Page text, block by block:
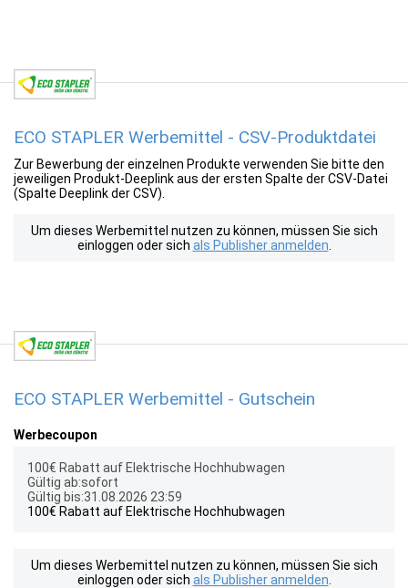
ECO STAPLER Werbemittel - CSV-Produktdatei
Zur Bewerbung der einzelnen Produkte verwenden Sie bitte den
jeweiligen Produkt-Deeplink aus der ersten Spalte der CSV-Datei
(Spalte Deeplink der CSV).
Um dieses Werbemittel nutzen zu können, müssen Sie sich
einloggen oder sich als Publisher anmelden
ECO STAPLER Werbemittel - Gutschein
Werbecoupon
100€ Rabatt auf Elektrische Hochhubwagen
Gültig ab:sofort
Gültig bis:31.08.2026 23:59
100€ Rabatt auf Elektrische Hochhubwagen
Um dieses Werbemittel nutzen zu können, müssen Sie sich
einloggen oder sich als Publisher anmelden